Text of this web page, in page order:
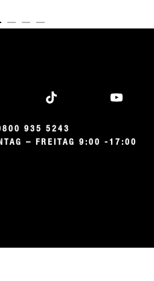
01 (CURRENT SLIDE)
ITEM 02ITEM 03ITEM 04
935 5243
– FREITAG 9:00 -17:00